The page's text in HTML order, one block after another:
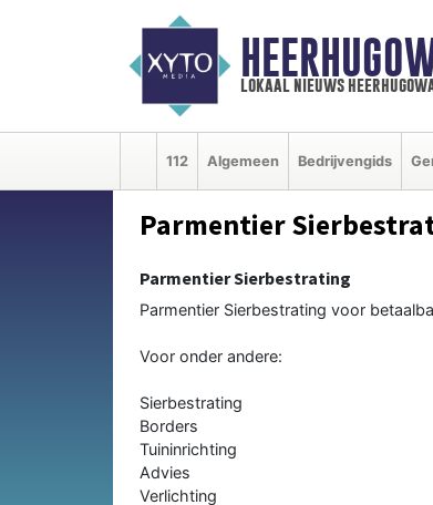
lokaal nieuws
112 Algemeen Bedrijvengids
Parmentier
Parmentier Sierbestrating
Parmentier Sierbestrating voor
Voor onder andere:
Sierbestrating
Borders
Tuininrichting
Advies
Verlichting